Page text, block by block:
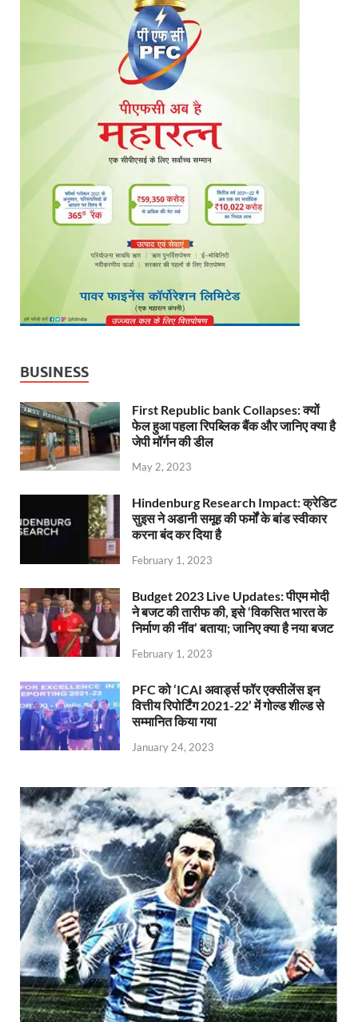
BUSINESS
First Republic bank Collapses: क्यों
फेल हुआ पहला रिपब्लिक बैंक और जानिए क्या है
जेपी मॉर्गन की डील
May 2, 2023
Hindenburg Research Impact: क्रेडिट
सुइस ने अडानी समूह की फर्मों के बांड स्वीकार
करना बंद कर दिया है
February 1, 2023
Budget 2023 Live Updates: पीएम मोदी
ने बजट की तारीफ की, इसे ‘विकसित भारत के
निर्माण की नींव’ बताया; जानिए क्या है नया बजट
February 1, 2023
PFC को ‘ICAI अवार्ड्स फॉर एक्सीलेंस इन
वित्तीय रिपोर्टिंग 2021-22’ में गोल्ड शील्ड से
सम्मानित किया गया
January 24, 2023